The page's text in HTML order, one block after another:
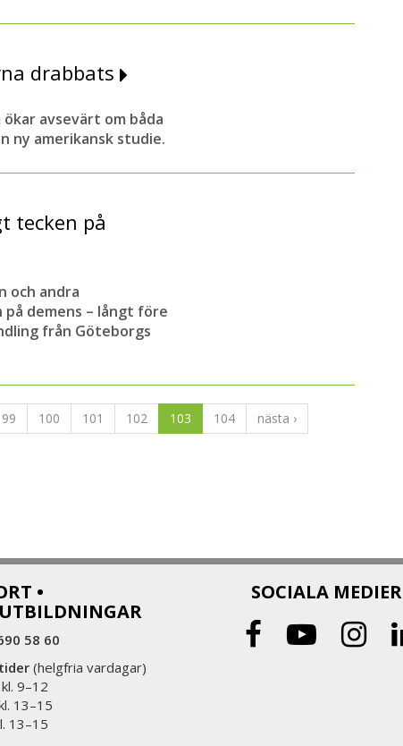
drabbats
avsevärt om båda
ny amerikansk studie.
tecken på
och andra
demens – långt före
från Göteborgs
99 100 101 102 103 104
nästa ›
•
58 60
(helgfria vardagar)
9–12
13–15
13–15
SOCIALA MEDIER